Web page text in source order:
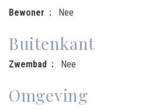
Bewoner
Nee
Buitenkant
Zwembad Nee
Omgeving